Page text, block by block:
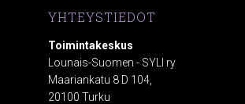
YHTEYSTIEDOT
Toimintakeskus
Lounais-Suomen - SYLI ry
Maariankatu 8 D 104,
20100 Turku